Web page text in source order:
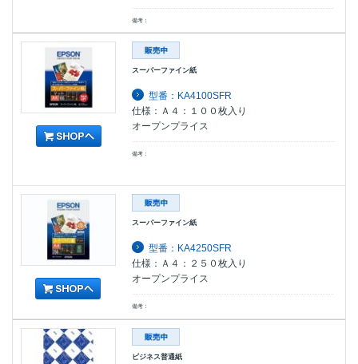
備考：
スーパーファイン紙
型番：KA4100SFR
仕様：Ａ４：１００枚入り
オープンプライス
備考：
スーパーファイン紙
型番：KA4250SFR
仕様：Ａ４：２５０枚入り
オープンプライス
備考：
ビジネス普通紙